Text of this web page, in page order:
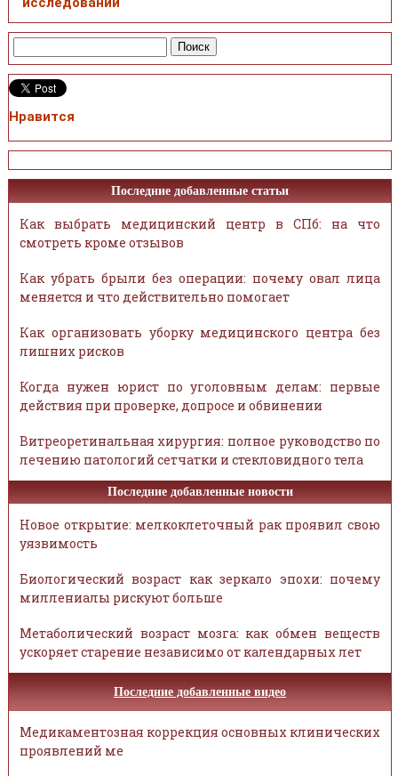
Нравится
Последние добавленные статьи
Как выбрать медицинский центр в СПб: на что
смотреть кроме отзывов
Как убрать брыли без операции: почему овал лица
меняется и что действительно помогает
Как организовать уборку медицинского центра без
лишних рисков
Когда нужен юрист по уголовным делам: первые
действия при проверке, допросе и обвинении
Витреоретинальная хирургия: полное руководство по
лечению патологий сетчатки и стекловидного тела
Последние добавленные новости
Новое открытие: мелкоклеточный рак проявил свою
уязвимость
Биологический возраст как зеркало эпохи: почему
миллениалы рискуют больше
Метаболический возраст мозга: как обмен веществ
ускоряет старение независимо от календарных лет
Последние добавленные видео
Медикаментозная коррекция основных клинических
проявлений ме